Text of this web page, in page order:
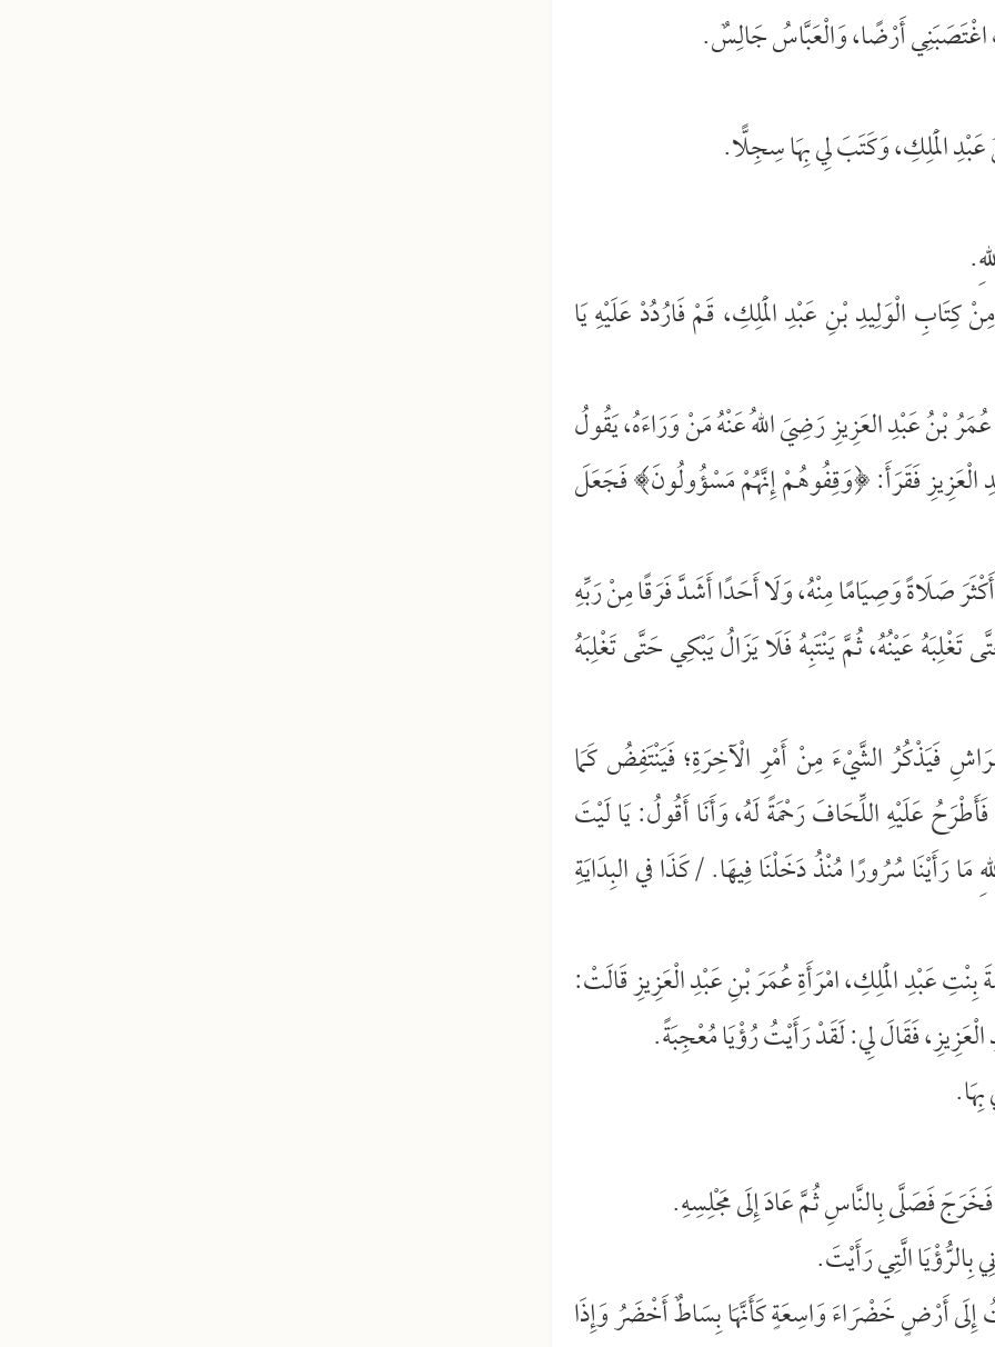
اغْتَصَبَنِي أَرْضًا، وَالْعَبَّاسُ جَالِسٌ.
عَبْدِ الْمَلِكِ، وَكَتَبَ لِي بِهَا سِجِلًّا.
كِتَابِ الْوَلِيدِ بْنِ عَبْدِ الْمَلِكِ، قَمْ فَارُدُدْ عَلَيْهِ يَا
بْنُ عَبْدِ العَزِيزِ رَضِيَ اللهُ عَنْهُ مَنْ وَرَاءَهُ، يَقُولُ
فَقَرَأَ: ﴿وَقِفُوهُمْ إِنَّهُمْ مَسْؤُولُونَ﴾ فَجَعَلَ
صَلَاةً وَصِيَامًا مِنْهُ، وَلَا أَحَدًا أَشَدَّ فَرَقًا مِنْ رَبِّهِ
عَيْنُهُ، ثُمَّ يَنْتَبِهُ فَلَا يَزَالُ يَبْكِي حَتَّى تَغْلِبَهُ
فَيَذْكُرُ الشَّيْءَ مِنْ أَمْرِ الْآخِرَةِ؛ فَيَنْتَفِضُ كَمَا
عَلَيْهِ اللِّحَافَ رَحْمَةً لَهُ، وَأَنَا أَقُولُ: يَا لَيْتَ
مَا رَأَيْنَا سُرُورًا مُنْذُ دَخَلْنَا فِيهَا. /كَذَا في البِدَايَةِ
عَبْدِ الْمَلِكِ، امْرَأَةِ عُمَرَ بْنِ عَبْدِ الْعَزِيزِ قَالَتْ:
فَقَالَ لِي: لَقَدْ رَأَيْتُ رُؤْيَا مُعْجِبَةً.
فَصَلَّى بِالنَّاسِ ثُمَّ عَادَ إِلَى مَجْلِسِهِ.
الَّتِي رَأَيْتَ.
إِلَى أَرْضٍ خَضْرَاءَ وَاسِعَةٍ كَأَنَّهَا بِسَاطٌ أَخْضَرُ وَإِذَا